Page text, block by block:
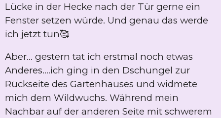
Lücke in der Hecke nach der Tür gerne ein
Fenster setzen würde. Und genau das werde
ich jetzt tun🥰
Aber... gestern tat ich erstmal noch etwas
Anderes....ich ging in den Dschungel zur
Rückseite des Gartenhauses und widmete
mich dem Wildwuchs. Während mein
Nachbar auf der anderen Seite mit schwerem